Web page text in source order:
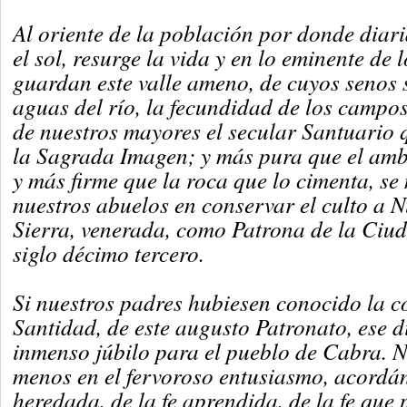
Al oriente de la población por donde
el sol, resurge la vida y en lo eminente de
guardan este valle ameno, de cuyos
aguas del río, la fecundidad de los
de nuestros mayores el secular
la Sagrada Imagen; y más pura que el
y más firme que la roca que lo cimenta,
nuestros abuelos en conservar el culto a
Sierra, venerada, como Patrona de la
siglo décimo tercero.
Si nuestros padres hubiesen conocido la
Santidad, de este augusto Patronato, ese
inmenso júbilo para el pueblo de Cabra.
menos en el fervoroso entusiasmo,
heredada, de la fe aprendida, de la fe que